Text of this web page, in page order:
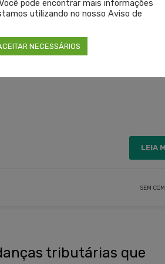
Ensino Médico, Tânia Furlanetto,
LEIA
SEM
tributárias que
pode encontrar mais informações
utilizando no nosso Aviso de
NECESSÁRIOS